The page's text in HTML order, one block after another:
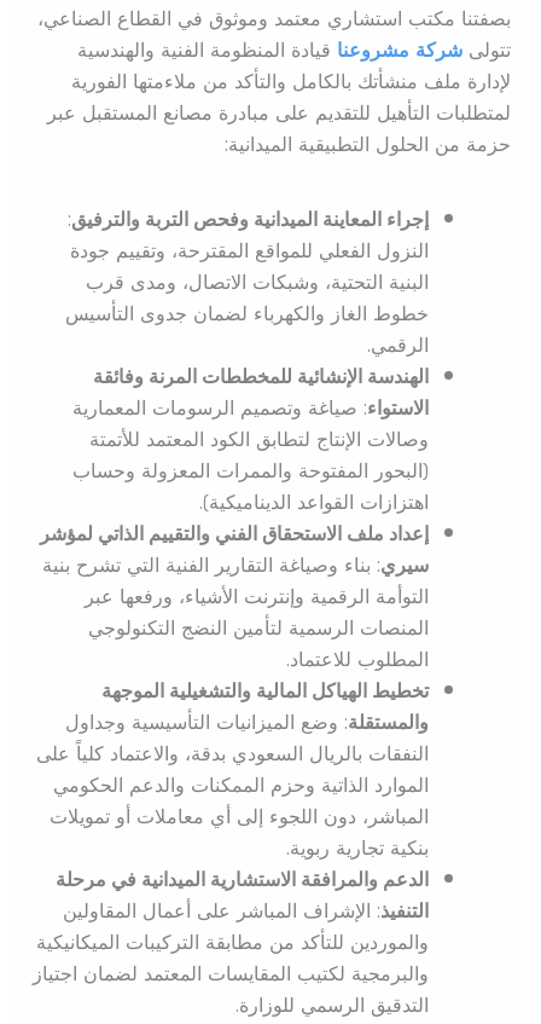
بصفتنا مكتب استشاري معتمد وموثوق في القطاع الصناعي،
تتولى شركة مشروعناقيادة المنظومة الفنية والهندسية
لإدارة ملف منشأتك بالكامل والتأكد من ملاءمتها الفورية
لمتطلبات التأهيل للتقديم على مبادرة مصانع المستقبل عبر
حزمة من الحلول التطبيقية الميدانية:
إجراء المعاينة الميدانية وفحص التربة والترفيق:
النزول الفعلي للمواقع المقترحة، وتقييم جودة
البنية التحتية، وشبكات الاتصال، ومدى قرب
خطوط الغاز والكهرباء لضمان جدوى التأسيس
الرقمي.
الهندسة الإنشائية للمخططات المرنة وفائقة
الاستواء: صياغة وتصميم الرسومات المعمارية
وصالات الإنتاج لتطابق الكود المعتمد للأتمتة
(البحور المفتوحة والممرات المعزولة وحساب
اهتزازات القواعد الديناميكية).
إعداد ملف الاستحقاق الفني والتقييم الذاتي لمؤشر
سيري: بناء وصياغة التقارير الفنية التي تشرح بنية
التوأمة الرقمية وإنترنت الأشياء، ورفعها عبر
المنصات الرسمية لتأمين النضج التكنولوجي
المطلوب للاعتماد.
تخطيط الهياكل المالية والتشغيلية الموجهة
والمستقلة: وضع الميزانيات التأسيسية وجداول
النفقات بالريال السعودي بدقة، والاعتماد كلياً على
الموارد الذاتية وحزم الممكنات والدعم الحكومي
المباشر، دون اللجوء إلى أي معاملات أو تمويلات
بنكية تجارية ربوية.
الدعم والمرافقة الاستشارية الميدانية في مرحلة
التنفيذ: الإشراف المباشر على أعمال المقاولين
والموردين للتأكد من مطابقة التركيبات الميكانيكية
والبرمجية لكتيب المقايسات المعتمد لضمان اجتياز
التدقيق الرسمي للوزارة.